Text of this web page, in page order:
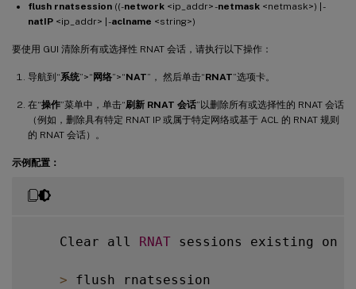
flush rnatsession ((-network <ip_addr> -netmask <netmask>) | -
natIP <ip_addr> | -aclname <string>)
要使用 GUI 清除所有或选择性 RNAT 会话，请执行以下操作：
导航到“系统”>“ 网络”>“NAT”， 然后单击“RNAT”选项卡。
在“操作”菜单中，单击“刷新 RNAT 会话”以删除所有或选择性的 RNAT 会话
（例如，删除具有特定 RNAT IP 或属于特定网络或基于 ACL 的 RNAT 规则
的 RNAT 会话）。
示例配置：
    Clear all
RNAT sessions existing on
> flush rnatsession